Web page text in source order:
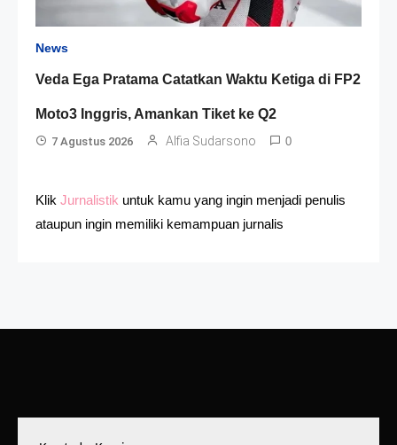
News
Veda Ega Pratama Catatkan Waktu Ketiga di FP2
Moto3 Inggris, Amankan Tiket ke Q2
7 Agustus 2026 Alfia Sudarsono 0
Klik Jurnalistik untuk kamu yang ingin menjadi penulis
ataupun ingin memiliki kemampuan jurnalis